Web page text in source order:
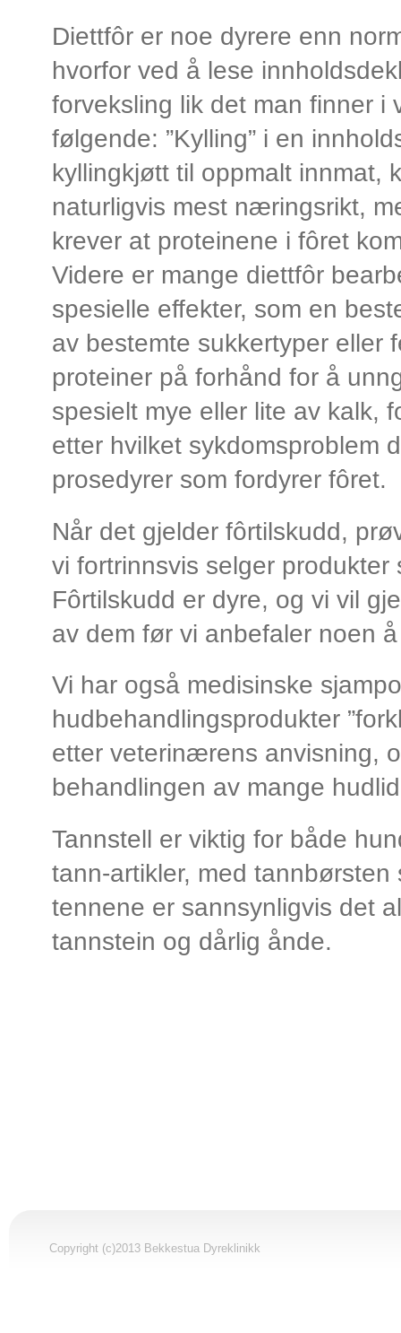
Diettfôr er noe dyrere enn
hvorfor ved å lese
forveksling lik det man finner i
følgende: ”Kylling” i en
kyllingkjøtt til oppmalt innmat,
naturligvis mest næringsrikt,
krever at proteinene i fôret
Videre er mange diettfôr
spesielle effekter, som en
av bestemte sukkertyper eller
proteiner på forhånd for å
spesielt mye eller lite av kalk,
etter hvilket sykdomsproblem
prosedyrer som fordyrer fôret.
Når det gjelder fôrtilskudd,
vi fortrinnsvis selger
Fôrtilskudd er dyre, og vi vil
av dem før vi anbefaler noen
Vi har også medisinske
hudbehandlingsprodukter
etter veterinærens anvisning,
behandlingen av mange
Tannstell er viktig for både
tann-artikler, med
tennene er sannsynligvis det
tannstein og dårlig ånde.
Copyright (c)2013 Bekkestua Dyreklinikk